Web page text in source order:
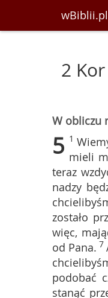
wBiblii.pl
2
W obliczu
5 1
mieli
teraz
nadzy
zostało
więc,
od Pana. 7
podobać
stanąć